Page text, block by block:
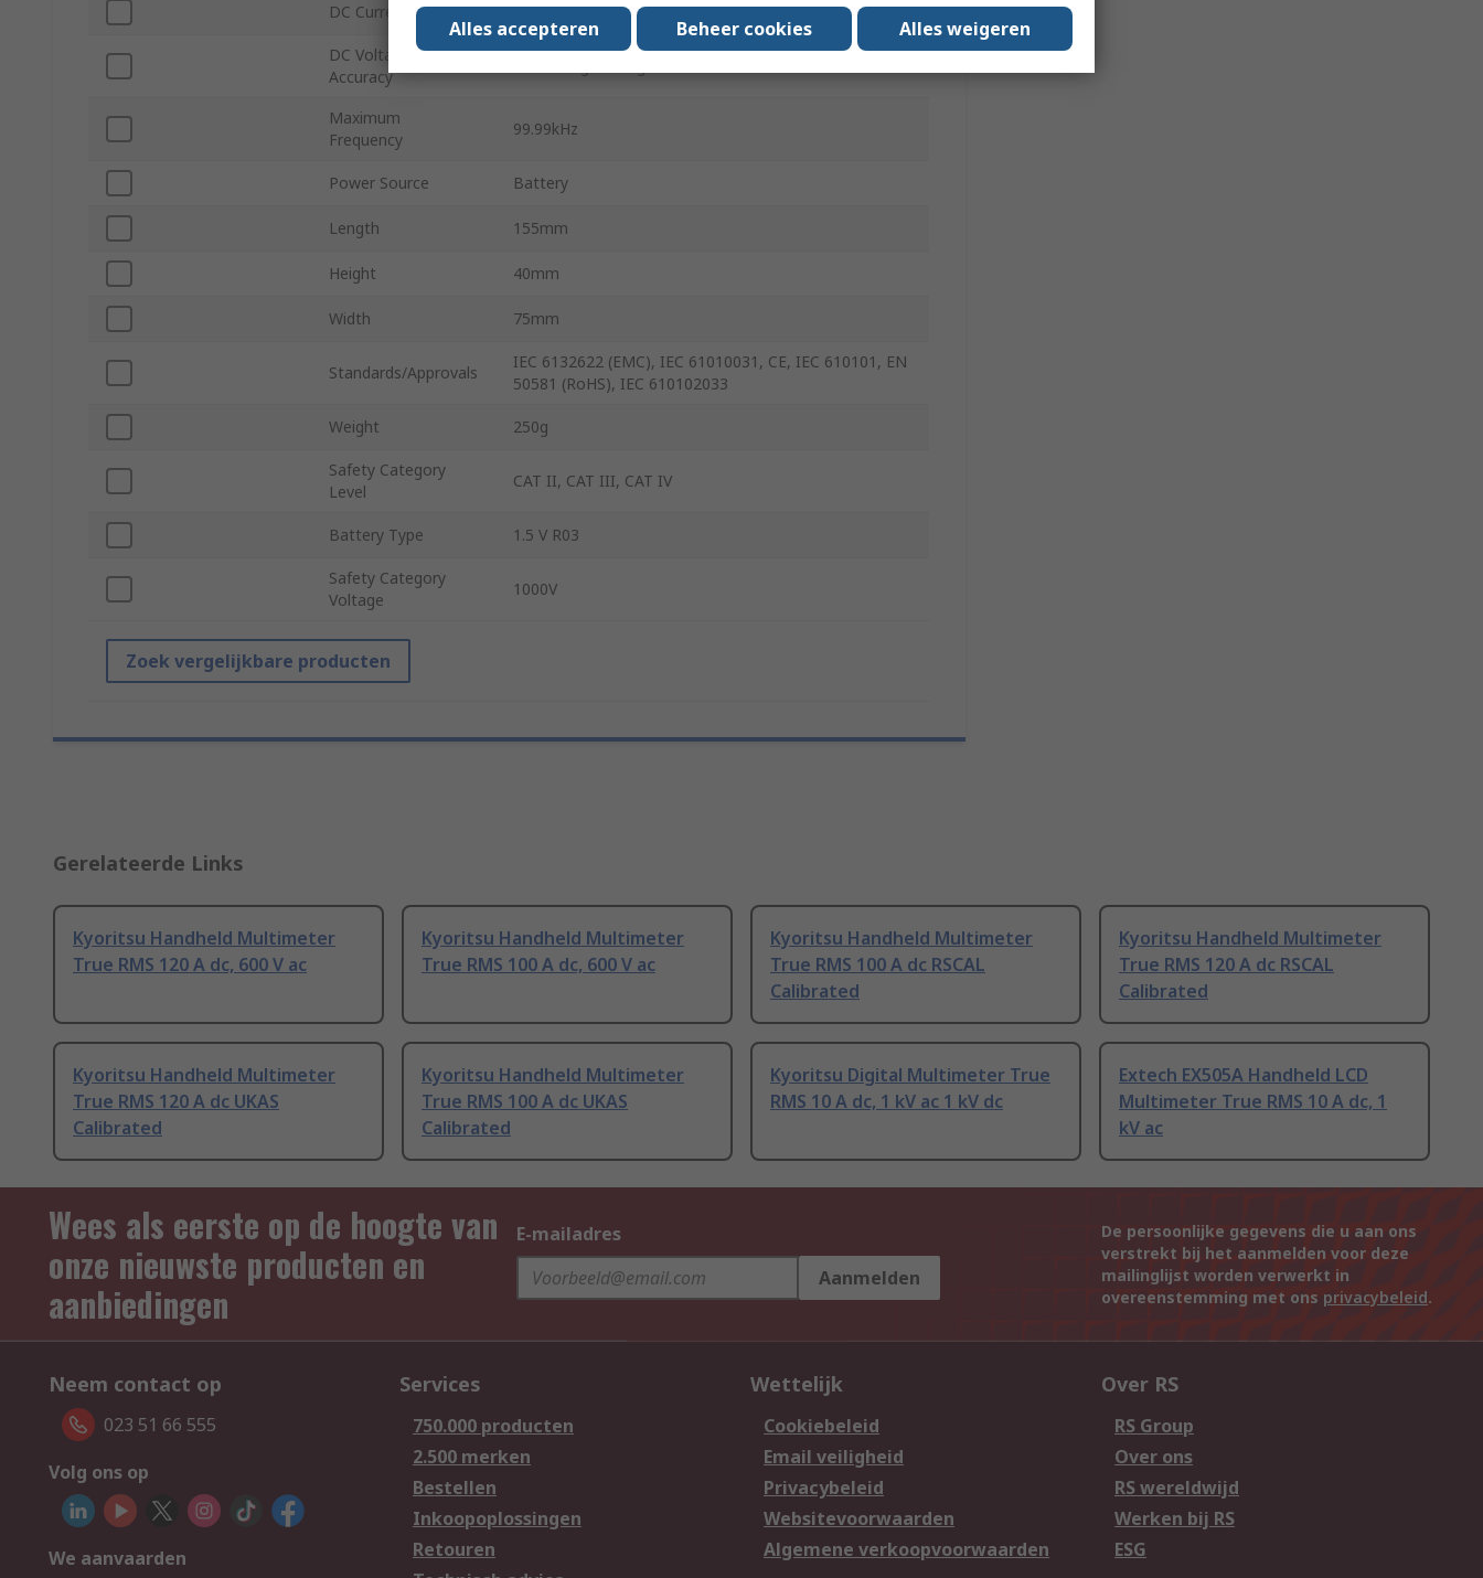
DC Current Accuracy ±1.5 % rdg ± 3 Digits
DC Voltage
Accuracy
Maximum
Frequency
99.99kHz
Power Source Battery
Length 155mm
Height 40mm
Width 75mm
Standards/Approvals
IEC 6132622 (EMC), IEC 61010031, CE, IEC 610101, EN
50581 (RoHS), IEC 610102033
Weight 250g
Safety Category
Level
CAT II, CAT III, CAT IV
Battery Type 1.5 V R03
Safety Category
Voltage
1000V
Zoek vergelijkbare producten
Gerelateerde Links
Kyoritsu Handheld Multimeter
True RMS 120 A dc, 600 V ac
Kyoritsu Handheld Multimeter
True RMS 100 A dc, 600 V ac
Kyoritsu Handheld Multimeter
True RMS 100 A dc RSCAL
Calibrated
Kyoritsu Handheld Multimeter
True RMS 120 A dc RSCAL
Calibrated
Kyoritsu Handheld Multimeter
True RMS 120 A dc UKAS
Calibrated
Kyoritsu Handheld Multimeter
True RMS 100 A dc UKAS
Calibrated
Kyoritsu Digital Multimeter True
RMS 10 A dc, 1 kV ac 1 kV dc
Extech EX505A Handheld LCD
Multimeter True RMS 10 A dc, 1
kV ac
Wees als eerste op de hoogte van
onze nieuwste producten en
aanbiedingen
E-mailadres
Aanmelden
De persoonlijke gegevens die u aan ons
verstrekt bij het aanmelden voor deze
mailinglijst worden verwerkt in
overeenstemming met ons privacybeleid.
Neem contact op
023 51 66 555
Volg ons op
We aanvaarden
Services
750.000 producten
2.500 merken
Bestellen
Inkoopoplossingen
Retouren
Wettelijk
Cookiebeleid
Email veiligheid
Privacybeleid
Websitevoorwaarden
Algemene verkoopvoorwaarden
Over RS
RS Group
Over ons
RS wereldwijd
Werken bij RS
ESG
Alles accepteren Beheer cookies Alles weigeren